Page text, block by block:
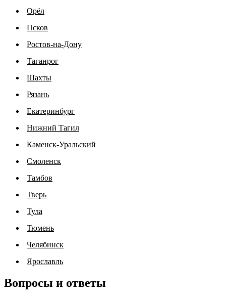
Орёл
Псков
Ростов-на-Дону
Таганрог
Шахты
Рязань
Екатеринбург
Нижний Тагил
Каменск-Уральский
Смоленск
Тамбов
Тверь
Тула
Тюмень
Челябинск
Ярославль
Вопросы и ответы